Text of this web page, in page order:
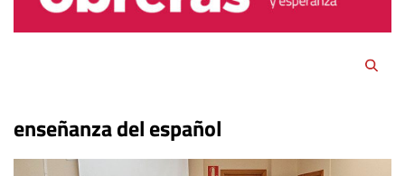
enseñanza del español